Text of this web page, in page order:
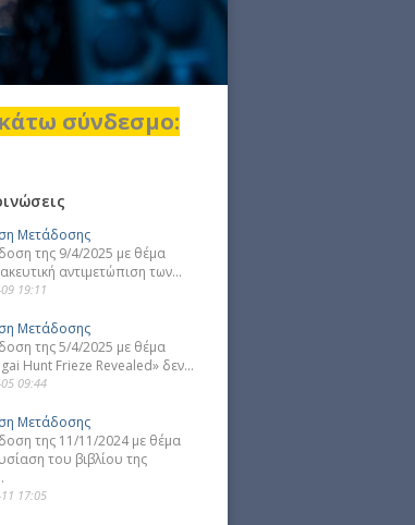
σύνδεσμο:
Μετάδοσης
της 9/4/2025 με θέμα
αντιμετώπιση των...
19:11
Μετάδοσης
της 5/4/2025 με θέμα
Hunt Frieze Revealed» δεν...
09:44
Μετάδοσης
της 11/11/2024 με θέμα
του βιβλίου της
17:05